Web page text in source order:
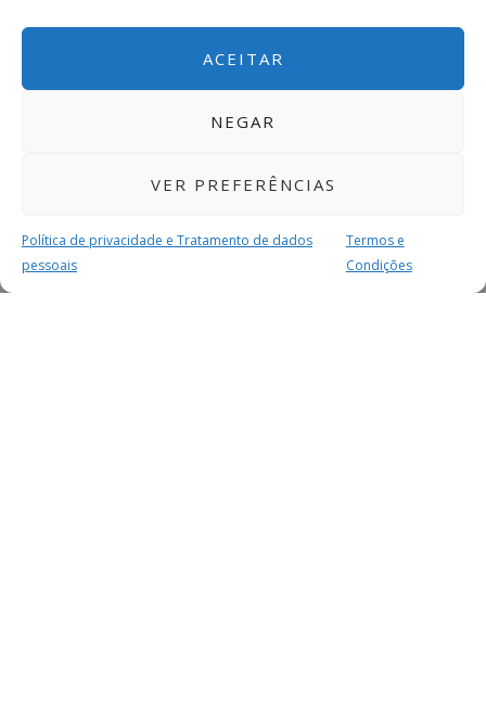
ACEITAR
NEGAR
VER PREFERÊNCIAS
Política de privacidade e Tratamento de dados
pessoais
Termos e
Condições